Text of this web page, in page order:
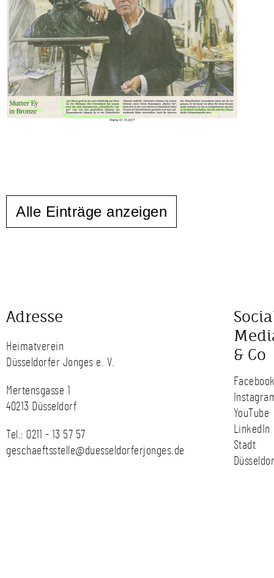
Alle Einträge anzeigen
Adresse
Heimatverein
Düsseldorfer Jonges e. V.
Mertensgasse 1
40213 Düsseldorf
Tel.: 0211 - 13 57 57
geschaeftsstelle@duesseldorferjonges.de
& Co
YouTube
LinkedIn
Stadt